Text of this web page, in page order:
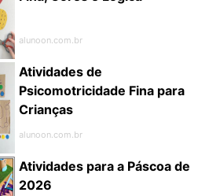
alunoon.com.br
Atividades de
Psicomotricidade Fina para
Crianças
alunoon.com.br
Atividades para a Páscoa de
2026